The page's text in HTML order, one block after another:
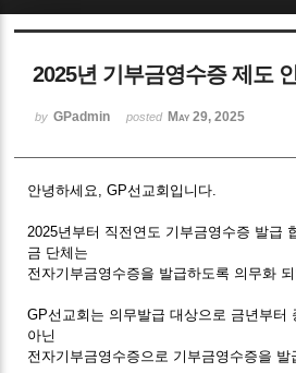
2025년 기부금영수증 제도
by GPadmin posted May 29, 2025
안녕하세요, GP선교회입니다.
2025년부터 직전연도 기부금영수증 발급
금 단체는
전자기부금영수증을 발급하도록 의무화 되
GP선교회는 의무발급 대상으로 금년부터
아닌
전자기부금영수증으로 기부금영수증을 발
Sketchbook5, 스케
Sketchbook5, 스